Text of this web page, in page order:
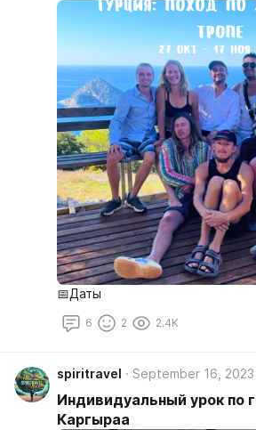
📅Даты
6 2 2.4K
spiritravel September 16, 2023
Индивидуальный урок по
Каргыраа